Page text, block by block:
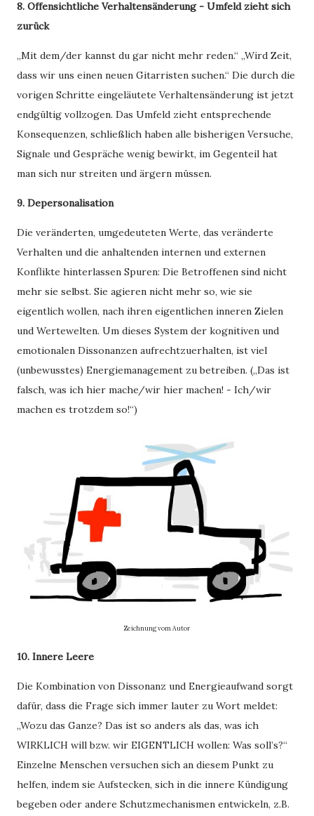
8. Offensichtliche Verhaltensänderung - Umfeld zieht sich
zurück
„Mit dem/der kannst du gar nicht mehr reden.“ „Wird Zeit,
dass wir uns einen neuen Gitarristen suchen.“ Die durch die
vorigen Schritte eingeläutete Verhaltensänderung ist jetzt
endgültig vollzogen. Das Umfeld zieht entsprechende
Konsequenzen, schließlich haben alle bisherigen Versuche,
Signale und Gespräche wenig bewirkt, im Gegenteil hat
man sich nur streiten und ärgern müssen.
9. Depersonalisation
Die veränderten, umgedeuteten Werte, das veränderte
Verhalten und die anhaltenden internen und externen
Konflikte hinterlassen Spuren: Die Betroffenen sind nicht
mehr sie selbst. Sie agieren nicht mehr so, wie sie
eigentlich wollen, nach ihren eigentlichen inneren Zielen
und Wertewelten. Um dieses System der kognitiven und
emotionalen Dissonanzen aufrechtzuerhalten, ist viel
(unbewusstes) Energiemanagement zu betreiben. („Das ist
falsch, was ich hier mache/wir hier machen! - Ich/wir
machen es trotzdem so!“)
Zeichnung vom Autor
10. Innere Leere
Die Kombination von Dissonanz und Energieaufwand sorgt
dafür, dass die Frage sich immer lauter zu Wort meldet:
„Wozu das Ganze? Das ist so anders als das, was ich
WIRKLICH will bzw. wir EIGENTLICH wollen: Was soll’s?“
Einzelne Menschen versuchen sich an diesem Punkt zu
helfen, indem sie Aufstecken, sich in die innere Kündigung
begeben oder andere Schutzmechanismen entwickeln, z.B.